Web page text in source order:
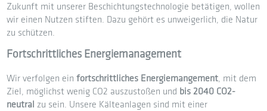
Zukunft mit unserer Beschichtungstechnologie betätigen, wollen
wir einen Nutzen stiften. Dazu gehört es unweigerlich, die Natur
zu schützen.
Fortschrittliches Energiemanagement
Wir verfolgen einfortschrittliches Energiemangement, mit dem
Ziel, möglichst wenig CO2 auszustoßen und bis 2040 CO2-
neutral zu sein. Unsere Kälteanlagen sind mit einer